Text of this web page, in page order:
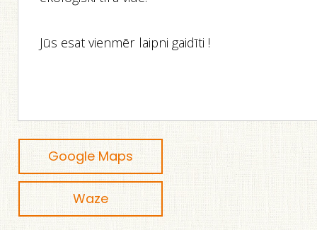
Jūs esat vienmēr laipni gaidīti !
Google Maps
Waze